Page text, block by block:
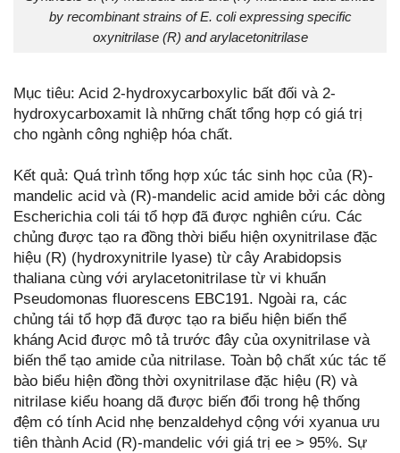
by recombinant strains of E. coli expressing specific
oxynitrilase (R) and arylacetonitrilase
Mục tiêu: Acid 2-hydroxycarboxylic bất đối và 2-
hydroxycarboxamit là những chất tổng hợp có giá trị
cho ngành công nghiệp hóa chất.
Kết quả: Quá trình tổng hợp xúc tác sinh học của (R)-
mandelic acid và (R)-mandelic acid amide bởi các dòng
Escherichia coli tái tổ hợp đã được nghiên cứu. Các
chủng được tạo ra đồng thời biểu hiện oxynitrilase đặc
hiệu (R) (hydroxynitrile lyase) từ cây Arabidopsis
thaliana cùng với arylacetonitrilase từ vi khuẩn
Pseudomonas fluorescens EBC191. Ngoài ra, các
chủng tái tổ hợp đã được tạo ra biểu hiện biến thể
kháng Acid được mô tả trước đây của oxynitrilase và
biến thể tạo amide của nitrilase. Toàn bộ chất xúc tác tế
bào biểu hiện đồng thời oxynitrilase đặc hiệu (R) và
nitrilase kiểu hoang dã được biến đổi trong hệ thống
đệm có tính Acid nhẹ benzaldehyd cộng với xyanua ưu
tiên thành Acid (R)-mandelic với giá trị ee > 95%. Sự